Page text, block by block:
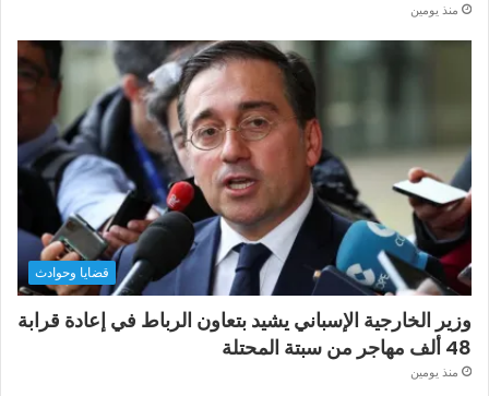
منذ يومين
قضايا وحوادث
وزير الخارجية الإسباني يشيد بتعاون الرباط في إعادة قرابة
48 ألف مهاجر من سبتة المحتلة
منذ يومين